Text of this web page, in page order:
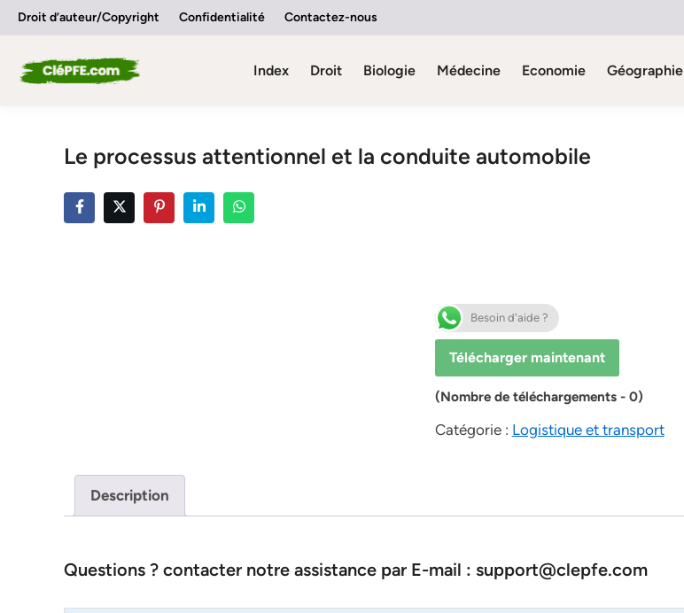
SkipDroit d’auteur/Copyright Confidentialité Contactez-nous
Index Droit Biologie Médecine Economie Géographie
Le processus attentionnel et la conduite automobile
Besoin d'aide ?
Télécharger maintenant
(Nombre de téléchargements - 0)
Catégorie : Logistique et transport
Description
Questions ? contacter notre assistance par E-mail : support@clepfe.com